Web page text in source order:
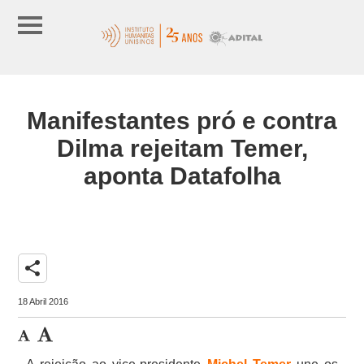
Manifestantes pró e contra
Dilma rejeitam Temer,
aponta Datafolha
share
18 Abril 2016